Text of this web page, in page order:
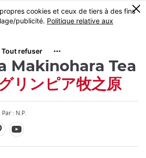
0
thé au
Makinohara Tea
リンピア牧之原
Par : N.P.